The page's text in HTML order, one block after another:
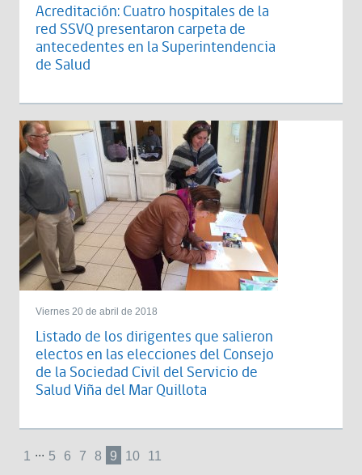
Acreditación: Cuatro hospitales de la
red SSVQ presentaron carpeta de
antecedentes en la Superintendencia
de Salud
Viernes 20 de abril de 2018
Listado de los dirigentes que salieron
electos en las elecciones del Consejo
de la Sociedad Civil del Servicio de
Salud Viña del Mar Quillota
1 ... 5 6 7 8 9 10 11